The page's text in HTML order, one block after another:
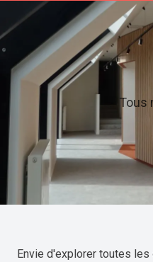
Tous
Envie d'explorer toutes